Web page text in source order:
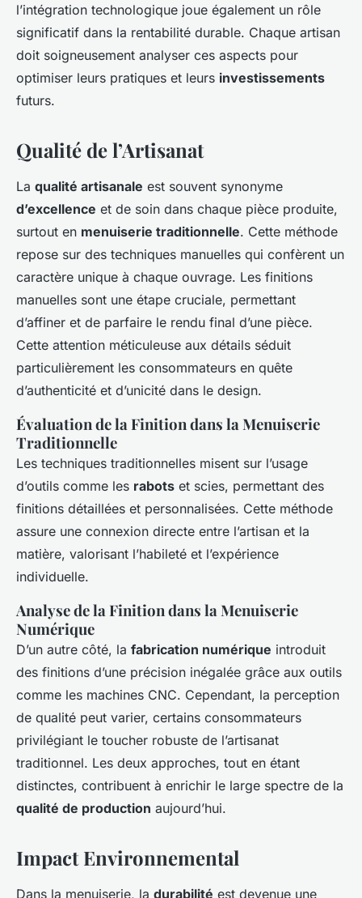
l’intégration technologique joue également un rôle
significatif dans la rentabilité durable. Chaque artisan
doit soigneusement analyser ces aspects pour
optimiser leurs pratiques et leurs investissements
futurs.
Qualité de l’Artisanat
La qualité artisanale est souvent synonyme
d’excellence et de soin dans chaque pièce produite,
surtout en menuiserie traditionnelle. Cette méthode
repose sur des techniques manuelles qui confèrent un
caractère unique à chaque ouvrage. Les finitions
manuelles sont une étape cruciale, permettant
d’affiner et de parfaire le rendu final d’une pièce.
Cette attention méticuleuse aux détails séduit
particulièrement les consommateurs en quête
d’authenticité et d’unicité dans le design.
Évaluation de la Finition dans la Menuiserie
Traditionnelle
Les techniques traditionnelles misent sur l’usage
d’outils comme les rabots et scies, permettant des
finitions détaillées et personnalisées. Cette méthode
assure une connexion directe entre l’artisan et la
matière, valorisant l’habileté et l’expérience
individuelle.
Analyse de la Finition dans la Menuiserie
Numérique
D’un autre côté, la fabrication numérique introduit
des finitions d’une précision inégalée grâce aux outils
comme les machines CNC. Cependant, la perception
de qualité peut varier, certains consommateurs
privilégiant le toucher robuste de l’artisanat
traditionnel. Les deux approches, tout en étant
distinctes, contribuent à enrichir le large spectre de la
qualité de production aujourd’hui.
Impact Environnemental
Dans la menuiserie, la durabilité est devenue une